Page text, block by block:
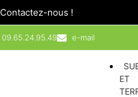
Contactez-nous !
09.65.24.95.49 e-mail
ET